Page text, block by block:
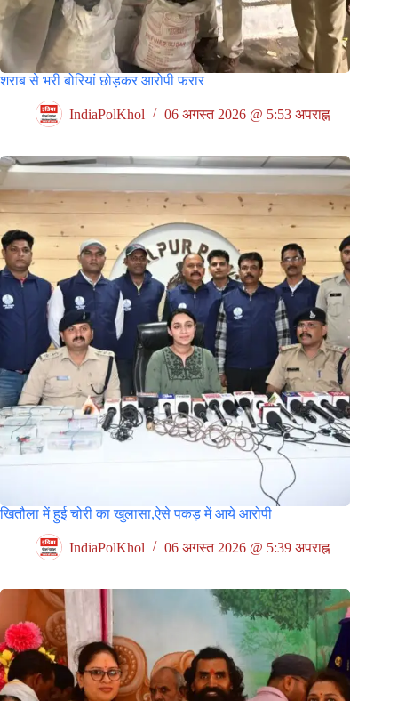
शराब से भरी बोरियां छोड़कर आरोपी फरार
IndiaPolKhol 06 अगस्त 2026 @ 5:53 अपराह्न
खितौला में हुई चोरी का खुलासा,ऐसे पकड़ में आये आरोपी
IndiaPolKhol 06 अगस्त 2026 @ 5:39 अपराह्न